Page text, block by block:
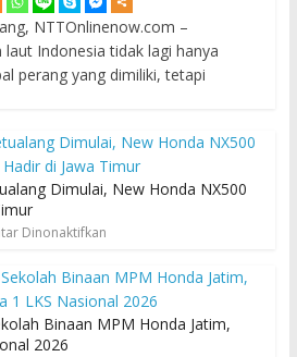
NTTOnlinenow.com –
Indonesia tidak lagi hanya
perang yang dimiliki, tetapi
Dimulai, New Honda NX500
Dinonaktifkan
Binaan MPM Honda Jatim,
2026